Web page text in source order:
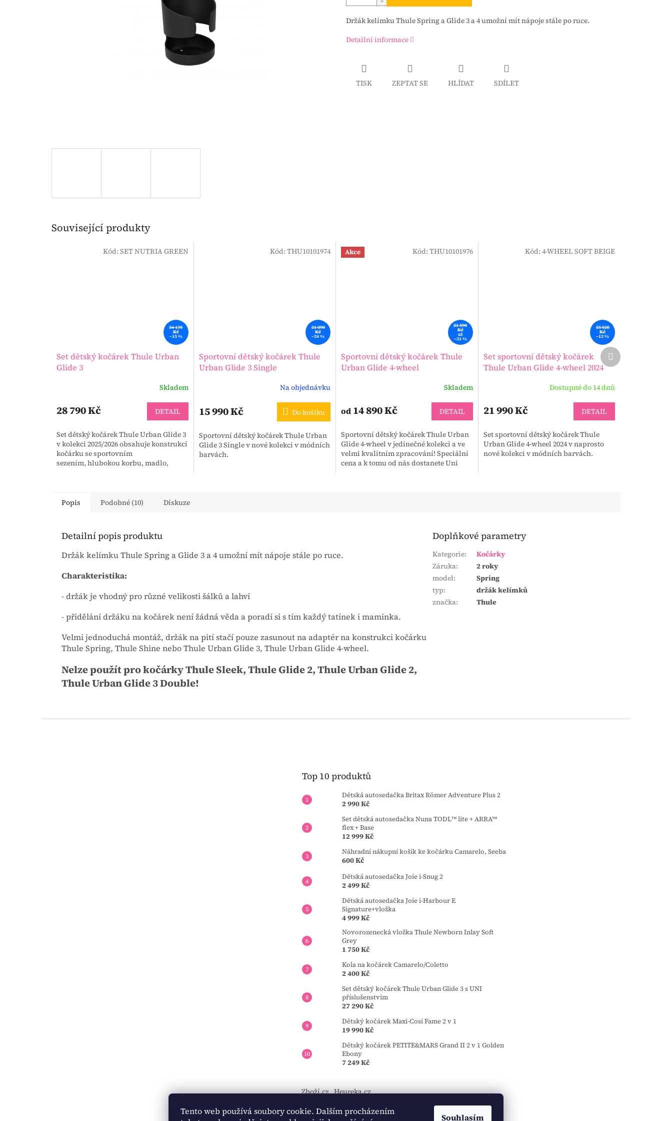
Tento web používá soubory cookie. Dalším procházením
Souhlasím
Držák kelímku Thule Spring a Glide 3 a 4 umožní mít nápoje stále po ruce.
Detailní informace
TISK ZEPTAT SE HLÍDAT SDÍLET
Související produkty
34 170
Kč
–15 %
Set dětský kočárek Thule Urban
Glide 3
Skladem
28 790 Kč DETAIL
Set dětský kočárek Thule Urban Glide 3
v kolekci 2025/2026 obsahuje konstrukci
kočárku se sportovním
sezením, hlubokou korbu, madlo,
Kód: SET NUTRIA GREEN
21 090
Kč
–24 %
Sportovní dětský kočárek Thule
Urban Glide 3 Single
Na objednávku
15 990 Kč Do košíku
Sportovní dětský kočárek Thule Urban
Glide 3 Single v nové kolekci v módních
barvách.
Kód: THU10101974 Akce
21 590
Kč
až
–31 %
Sportovní dětský kočárek Thule
Urban Glide 4-wheel
Skladem
od 14 890 Kč DETAIL
Sportovní dětský kočárek Thule Urban
Glide 4-wheel v jedinečné kolekci a ve
velmi kvalitním zpracování! Speciální
cena a k tomu od nás dostanete Uni
Kód: THU10101976
25 020
Kč
–12 %
Set sportovní dětský kočárek
Thule Urban Glide 4-wheel 2024
Dostupné do 14 dnů
21 990 Kč DETAIL
Set sportovní dětský kočárek Thule
Urban Glide 4-wheel 2024 v naprosto
nové kolekci v módních barvách.
Kód: 4-WHEEL SOFT BEIGE
Další
produkt
Popis Podobné (10) Diskuze
Detailní popis produktu
Držák kelímku Thule Spring a Glide 3 a 4 umožní mít nápoje stále po ruce.
Charakteristika:
- držák je vhodný pro různé velikosti šálků a lahví
- přidělání držáku na kočárek není žádná věda a poradí si s tím každý tatínek i maminka.
Velmi jednoduchá montáž, držák na pití stačí pouze zasunout na adaptér na konstrukci kočárku
Thule Spring, Thule Shine nebo Thule Urban Glide 3, Thule Urban Glide 4-wheel.
Nelze použít pro kočárky Thule Sleek, Thule Glide 2, Thule Urban Glide 2,
Thule Urban Glide 3 Double!
Doplňkové parametry
Kategorie:
Kočárky
Záruka:
2 roky
model:
Spring
typ:
držák kelímků
značka: Thule
Top 10 produktů
Dětská autosedačka Britax Römer Adventure Plus 2
2 990 Kč
Set dětská autosedačka Nuna TODL™ lite + ARRA™
flex + Base
12 999 Kč
Náhradní nákupní košík ke kočárku Camarelo, Seeba
600 Kč
Dětská autosedačka Joie i-Snug 2
2 499 Kč
Dětská autosedačka Joie i-Harbour E
Signature+vložka
4 999 Kč
Novorozenecká vložka Thule Newborn Inlay Soft
Grey
1 750 Kč
Kola na kočárek Camarelo/Coletto
2 400 Kč
Set dětský kočárek Thule Urban Glide 3 s UNI
příslušenstvím
27 290 Kč
Dětský kočárek Maxi-Cosi Fame 2 v 1
19 990 Kč
Dětský kočárek PETITE&MARS Grand II 2 v 1 Golden
Ebony
7 249 Kč
Zboží.cz Heureka.cz
https://tourmkr.com/F1eycVcPEw